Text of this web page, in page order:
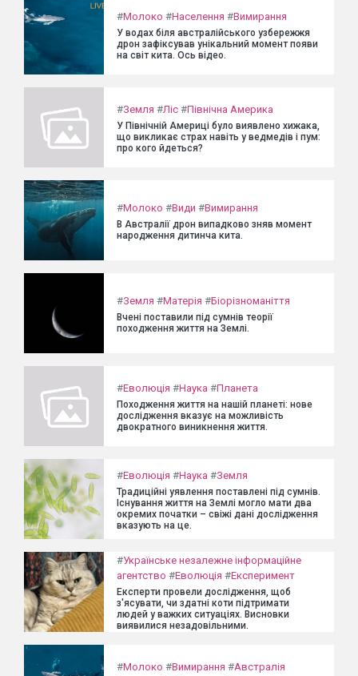
#Молоко #Населення #Вимирання
У водах біля австралійського узбережжя
дрон зафіксував унікальний момент появи
на світ кита. Ось відео.
#Земля #Ліс #Північна Америка
У Північній Америці було виявлено хижака,
що викликає страх навіть у ведмедів і пум:
про кого йдеться?
#Молоко #Види #Вимирання
В Австралії дрон випадково зняв момент
народження дитинча кита.
#Земля #Матерія #Біорізноманіття
Вчені поставили під сумнів теорії
походження життя на Землі.
#Еволюція #Наука #Планета
Походження життя на нашій планеті: нове
дослідження вказує на можливість
двократного виникнення життя.
#Еволюція #Наука #Земля
Традиційні уявлення поставлені під сумнів.
Існування життя на Землі могло мати два
окремих початки – свіжі дані дослідження
вказують на це.
#Українське незалежне інформаційне
агентство #Еволюція #Експеримент
Експерти провели дослідження, щоб
з'ясувати, чи здатні коти підтримати
людей у важких ситуаціях. Висновки
виявилися незадовільними.
#Молоко #Вимирання #Австралія